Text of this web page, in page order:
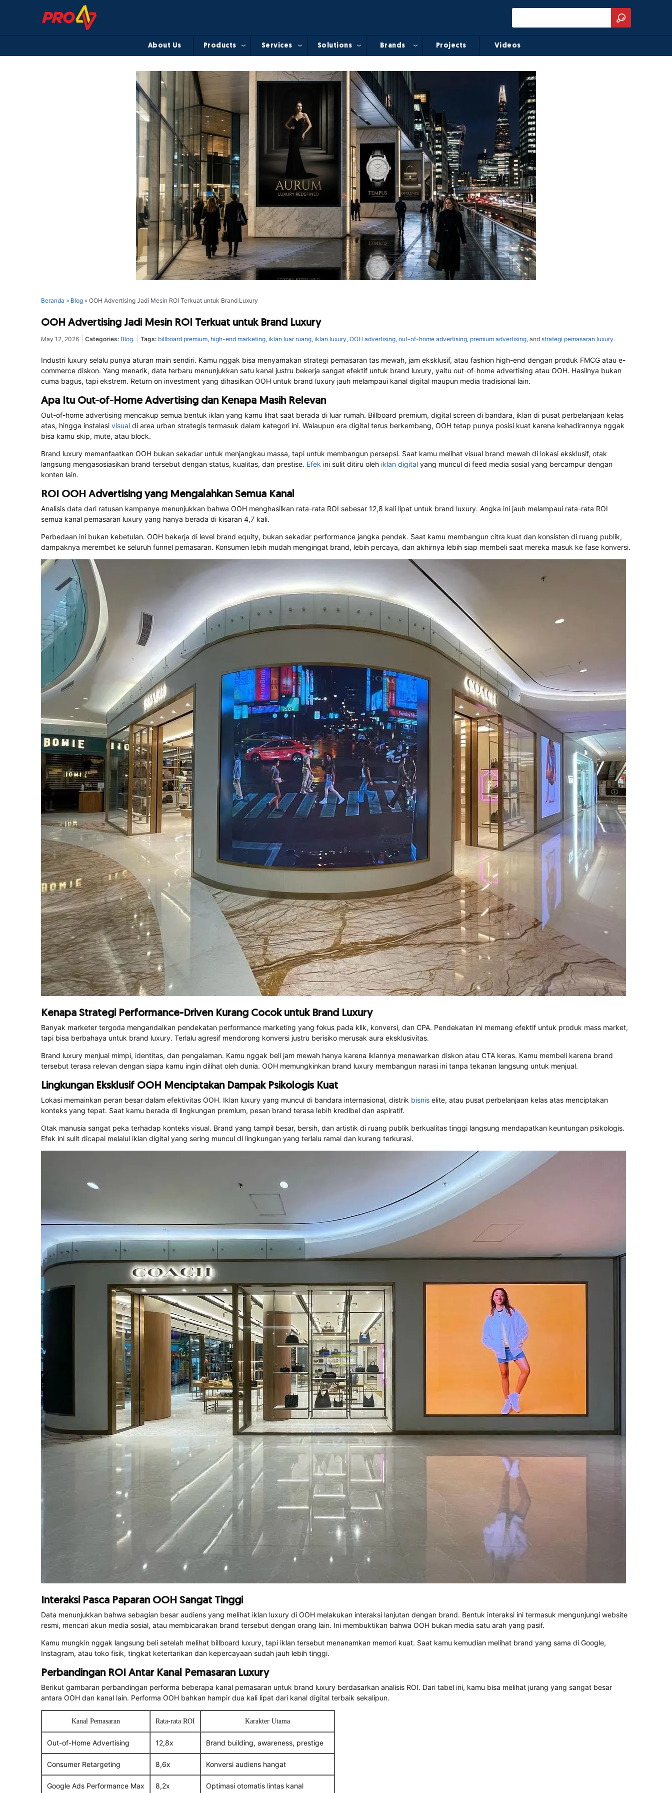
About Us Products Services Solutions Brands Projects Videos
Beranda » Blog » OOH Advertising Jadi Mesin ROI Terkuat untuk Brand Luxury
OOH Advertising Jadi Mesin ROI Terkuat untuk Brand Luxury
May 12, 2026 Categories: Blog. Tags: billboard premium, high-end marketing, iklan luar ruang, iklan luxury, OOH advertising, out-of-home advertising, premium advertising, and strategi pemasaran luxury.
Industri luxury selalu punya aturan main sendiri. Kamu nggak bisa menyamakan strategi pemasaran tas mewah, jam eksklusif, atau fashion high-end dengan produk FMCG atau e-
commerce diskon. Yang menarik, data terbaru menunjukkan satu kanal justru bekerja sangat efektif untuk brand luxury, yaitu out-of-home advertising atau OOH. Hasilnya bukan
cuma bagus, tapi ekstrem. Return on investment yang dihasilkan OOH untuk brand luxury jauh melampaui kanal digital maupun media tradisional lain.
Apa Itu Out-of-Home Advertising dan Kenapa Masih Relevan
Out-of-home advertising mencakup semua bentuk iklan yang kamu lihat saat berada di luar rumah. Billboard premium, digital screen di bandara, iklan di pusat perbelanjaan kelas
atas, hingga instalasi visual di area urban strategis termasuk dalam kategori ini. Walaupun era digital terus berkembang, OOH tetap punya posisi kuat karena kehadirannya nggak
bisa kamu skip, mute, atau block.
Brand luxury memanfaatkan OOH bukan sekadar untuk menjangkau massa, tapi untuk membangun persepsi. Saat kamu melihat visual brand mewah di lokasi eksklusif, otak
langsung mengasosiasikan brand tersebut dengan status, kualitas, dan prestise. Efek ini sulit ditiru oleh iklan digital yang muncul di feed media sosial yang bercampur dengan
konten lain.
ROI OOH Advertising yang Mengalahkan Semua Kanal
Analisis data dari ratusan kampanye menunjukkan bahwa OOH menghasilkan rata-rata ROI sebesar 12,8 kali lipat untuk brand luxury. Angka ini jauh melampaui rata-rata ROI
semua kanal pemasaran luxury yang hanya berada di kisaran 4,7 kali.
Perbedaan ini bukan kebetulan. OOH bekerja di level brand equity, bukan sekadar performance jangka pendek. Saat kamu membangun citra kuat dan konsisten di ruang publik,
dampaknya merembet ke seluruh funnel pemasaran. Konsumen lebih mudah mengingat brand, lebih percaya, dan akhirnya lebih siap membeli saat mereka masuk ke fase konversi.
Kenapa Strategi Performance-Driven Kurang Cocok untuk Brand Luxury
Banyak marketer tergoda mengandalkan pendekatan performance marketing yang fokus pada klik, konversi, dan CPA. Pendekatan ini memang efektif untuk produk mass market,
tapi bisa berbahaya untuk brand luxury. Terlalu agresif mendorong konversi justru berisiko merusak aura eksklusivitas.
Brand luxury menjual mimpi, identitas, dan pengalaman. Kamu nggak beli jam mewah hanya karena iklannya menawarkan diskon atau CTA keras. Kamu membeli karena brand
tersebut terasa relevan dengan siapa kamu ingin dilihat oleh dunia. OOH memungkinkan brand luxury membangun narasi ini tanpa tekanan langsung untuk menjual.
Lingkungan Eksklusif OOH Menciptakan Dampak Psikologis Kuat
Lokasi memainkan peran besar dalam efektivitas OOH. Iklan luxury yang muncul di bandara internasional, distrik bisnis elite, atau pusat perbelanjaan kelas atas menciptakan
konteks yang tepat. Saat kamu berada di lingkungan premium, pesan brand terasa lebih kredibel dan aspiratif.
Otak manusia sangat peka terhadap konteks visual. Brand yang tampil besar, bersih, dan artistik di ruang publik berkualitas tinggi langsung mendapatkan keuntungan psikologis.
Efek ini sulit dicapai melalui iklan digital yang sering muncul di lingkungan yang terlalu ramai dan kurang terkurasi.
Interaksi Pasca Paparan OOH Sangat Tinggi
Data menunjukkan bahwa sebagian besar audiens yang melihat iklan luxury di OOH melakukan interaksi lanjutan dengan brand. Bentuk interaksi ini termasuk mengunjungi website
resmi, mencari akun media sosial, atau membicarakan brand tersebut dengan orang lain. Ini membuktikan bahwa OOH bukan media satu arah yang pasif.
Kamu mungkin nggak langsung beli setelah melihat billboard luxury, tapi iklan tersebut menanamkan memori kuat. Saat kamu kemudian melihat brand yang sama di Google,
Instagram, atau toko fisik, tingkat ketertarikan dan kepercayaan sudah jauh lebih tinggi.
Perbandingan ROI Antar Kanal Pemasaran Luxury
Berikut gambaran perbandingan performa beberapa kanal pemasaran untuk brand luxury berdasarkan analisis ROI. Dari tabel ini, kamu bisa melihat jurang yang sangat besar
antara OOH dan kanal lain. Performa OOH bahkan hampir dua kali lipat dari kanal digital terbaik sekalipun.
Kanal Pemasaran Rata-rata ROI Karakter Utama
Out-of-Home Advertising 12,8x Brand building, awareness, prestige
Consumer Retargeting 8,6x Konversi audiens hangat
Google Ads Performance Max 8,2x Optimasi otomatis lintas kanal